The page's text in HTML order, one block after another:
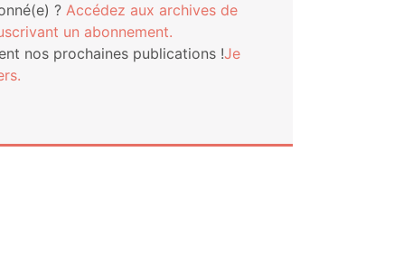
? Accé­dez aux archives de
un abonnement.
nos pro­chaines publi­ca­tions !Je